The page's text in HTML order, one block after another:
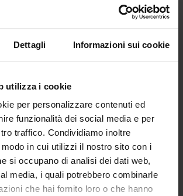
Dettagli Informazioni sui cookie
utilizza i cookie
per personalizzare contenuti ed
funzionalità dei social media e per
traffico. Condividiamo inoltre
in cui utilizzi il nostro sito con i
si occupano di analisi dei dati web,
media, i quali potrebbero combinarle
che hai fornito loro o che hanno
A SINISTRA, FORMA:B, D=10
1=A SINISTRA
FORO DI MONTAGGIO=10
E=7 E1=3 H=15
04362-210